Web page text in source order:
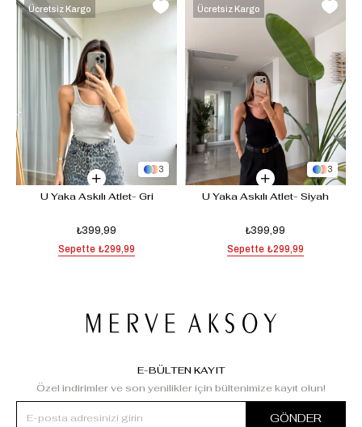
3
U Yaka Askılı Atlet- Gri
₺399,99
Sepette ₺299,99
Ücretsiz Kargo
3
U Yaka Askılı Atlet- Siyah
₺399,99
Sepette ₺299,99
Ücretsiz Kargo
E-BÜLTEN KAYIT
Özel indirimler ve son yenilikler için bültenimize kayıt olun!
GÖNDER